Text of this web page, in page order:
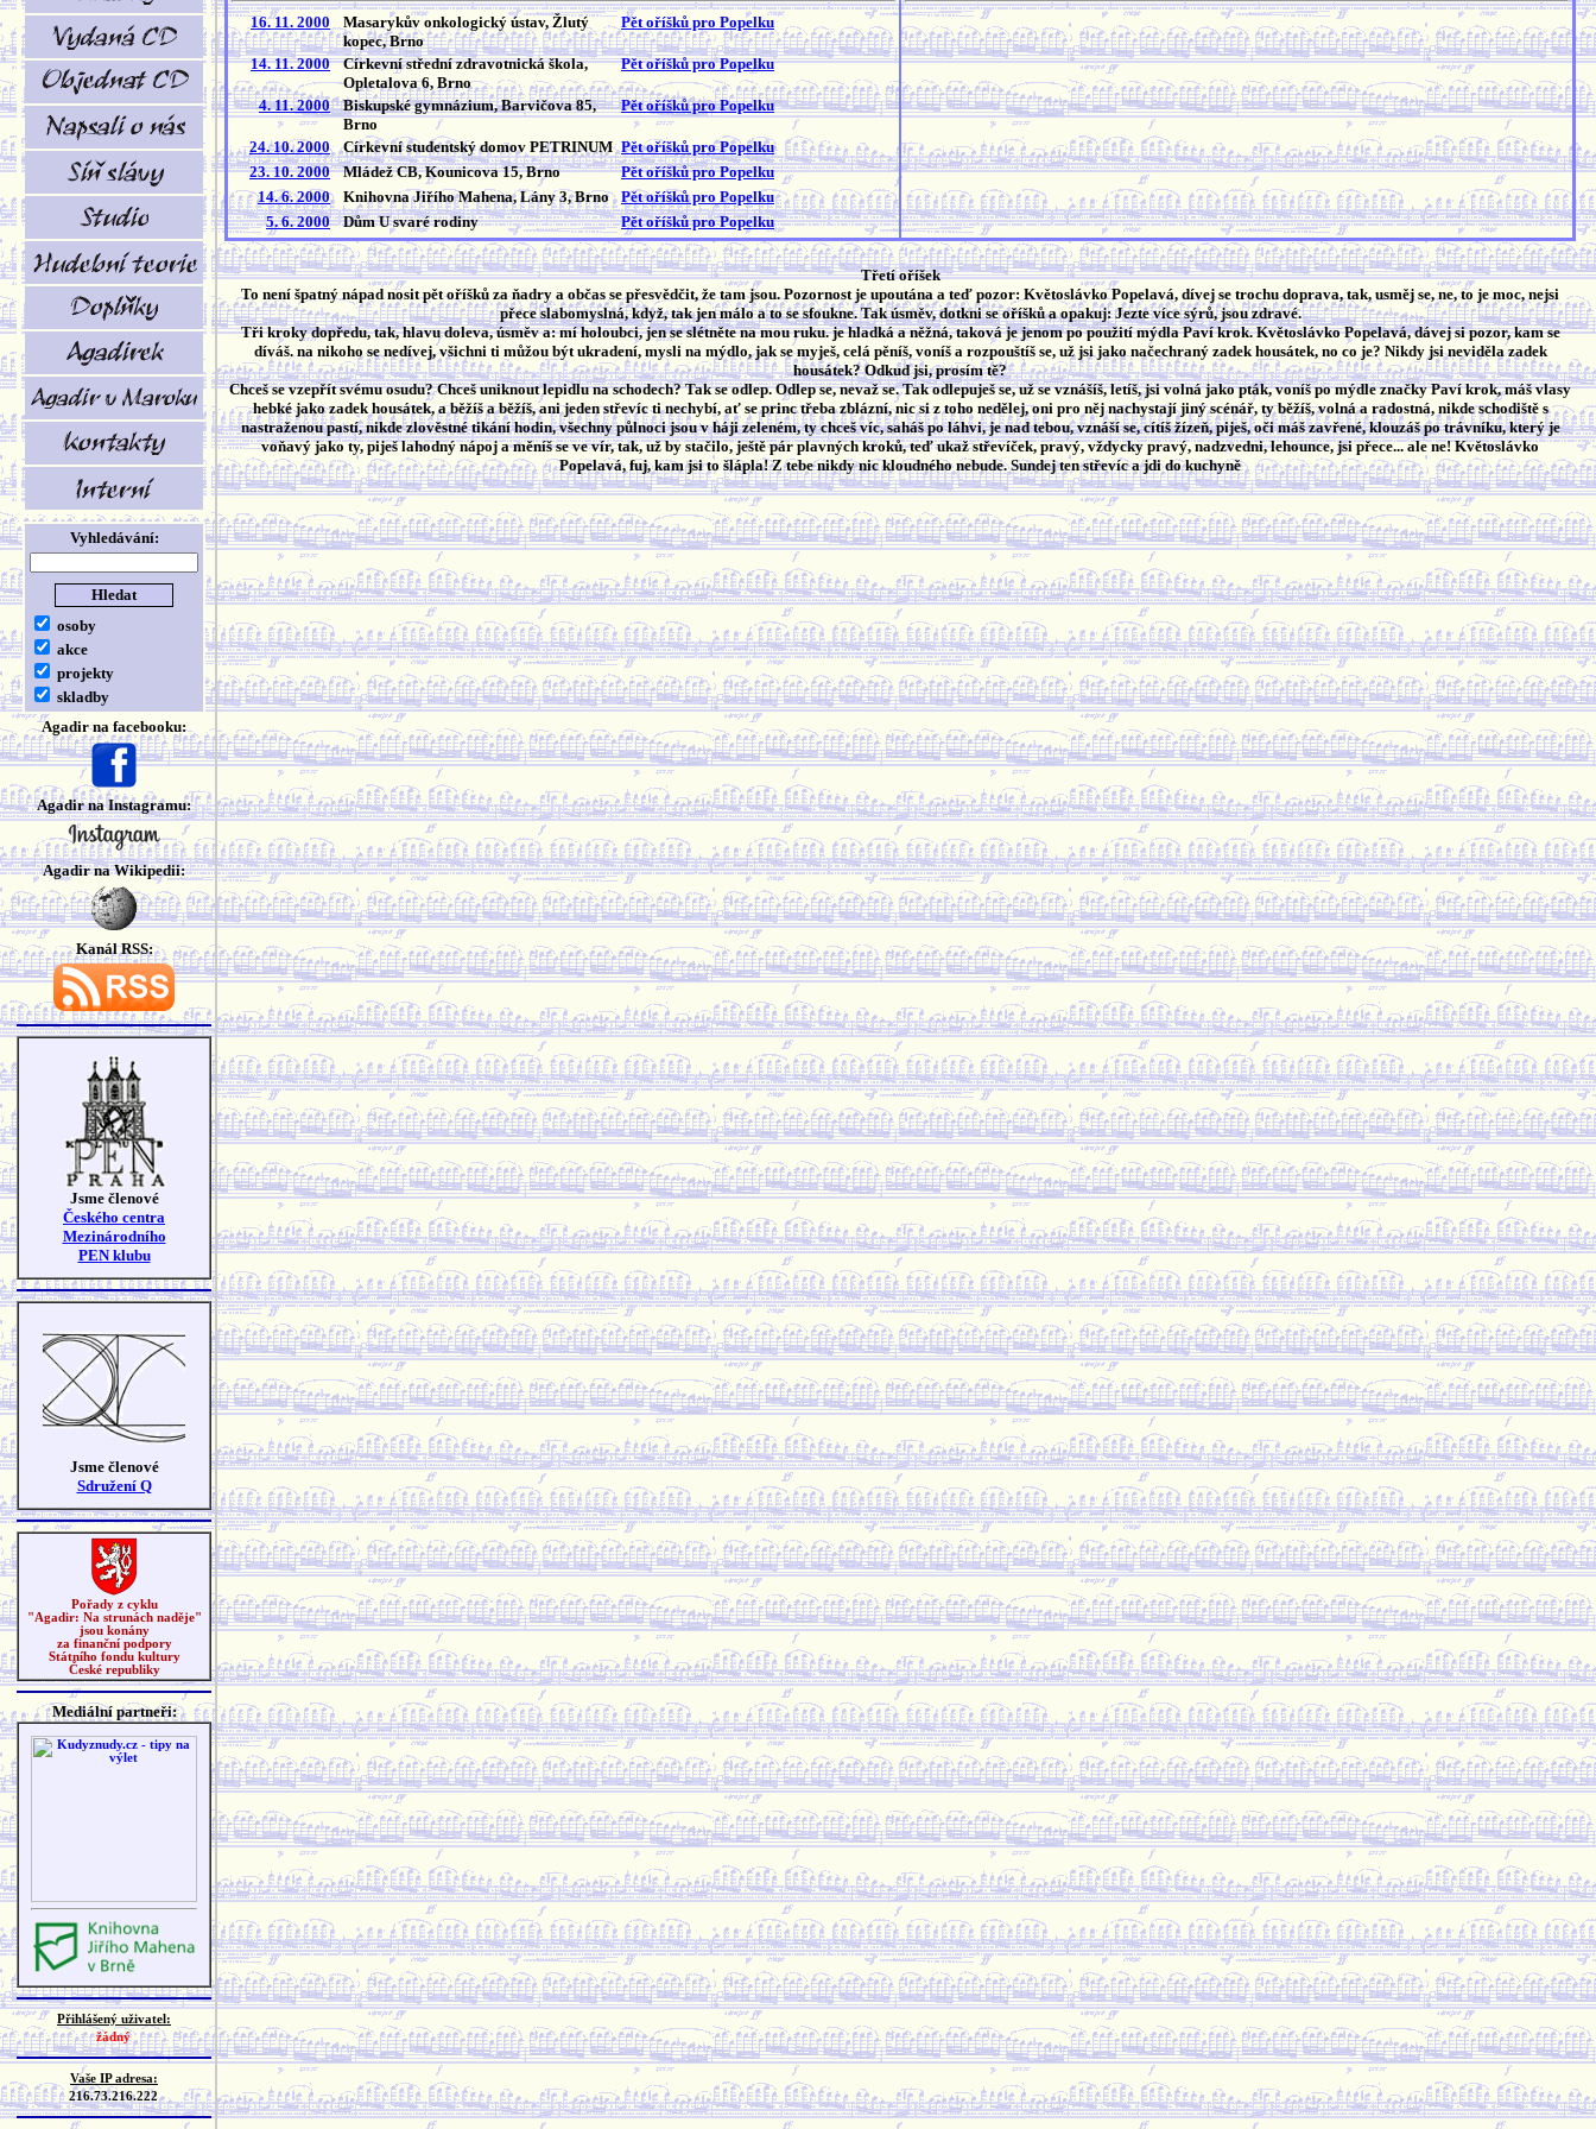
Vyhledávání:
osoby
akce
projekty
skladby
Agadir na facebooku:
Agadir na Instagramu:
Agadir na Wikipedii:
Kanál RSS:
Jsme členové
Českého centra
Mezinárodního
PEN klubu
Jsme členové
Sdružení Q
Pořady z cyklu
"Agadir: Na strunách naděje"
jsou konány
za finanční podpory
Státního fondu kultury
České republiky
Mediální partneři:
Přihlášený uživatel:
žádný
Vaše IP adresa:
216.73.216.222
16. 11. 2000
Masarykův onkologický ústav, Žlutý
kopec, Brno
Pět oříšků pro Popelku
14. 11. 2000
Církevní střední zdravotnická škola,
Opletalova 6, Brno
Pět oříšků pro Popelku
4. 11. 2000
Biskupské gymnázium, Barvičova 85,
Brno
Pět oříšků pro Popelku
24. 10. 2000 Církevní studentský domov PETRINUM Pět oříšků pro Popelku
23. 10. 2000
Mládež CB, Kounicova 15, Brno
Pět oříšků pro Popelku
14. 6. 2000
Knihovna Jiřího Mahena, Lány 3, Brno
Pět oříšků pro Popelku
5. 6. 2000
Dům U svaré rodiny Pět oříšků pro Popelku
Třetí oříšek
To není špatný nápad nosit pět oříšků za ňadry a občas se přesvědčit, že tam jsou. Pozornost je upoutána a teď pozor: Květoslávko Popelavá, dívej se trochu doprava, tak, usměj se, ne, to je moc, nejsi
přece slabomyslná, když, tak jen málo a to se sfoukne. Tak úsměv, dotkni se oříšků a opakuj: Jezte více sýrů, jsou zdravé.
Tři kroky dopředu, tak, hlavu doleva, úsměv a: mí holoubci, jen se slétněte na mou ruku. je hladká a něžná, taková je jenom po použití mýdla Paví krok. Květoslávko Popelavá, dávej si pozor, kam se
díváš. na nikoho se nedívej, všichni ti můžou být ukradení, mysli na mýdlo, jak se myješ, celá pěníš, voníš a rozpouštíš se, už jsi jako načechraný zadek housátek, no co je? Nikdy jsi neviděla zadek
housátek? Odkud jsi, prosím tě?
Chceš se vzepřít svému osudu? Chceš uniknout lepidlu na schodech? Tak se odlep. Odlep se, nevaž se. Tak odlepuješ se, už se vznášíš, letíš, jsi volná jako pták, voníš po mýdle značky Paví krok, máš vlasy
hebké jako zadek housátek, a běžíš a běžíš, ani jeden střevíc ti nechybí, ať se princ třeba zblázní, nic si z toho nedělej, oni pro něj nachystají jiný scénář, ty běžíš, volná a radostná, nikde schodiště s
nastraženou pastí, nikde zlověstné tikání hodin, všechny půlnoci jsou v háji zeleném, ty chceš víc, saháš po láhvi, je nad tebou, vznáší se, cítíš žízeň, piješ, oči máš zavřené, klouzáš po trávníku, který je
voňavý jako ty, piješ lahodný nápoj a měníš se ve vír, tak, už by stačilo, ještě pár plavných kroků, teď ukaž střevíček, pravý, vždycky pravý, nadzvedni, lehounce, jsi přece... ale ne! Květoslávko
Popelavá, fuj, kam jsi to šlápla! Z tebe nikdy nic kloudného nebude. Sundej ten střevíc a jdi do kuchyně